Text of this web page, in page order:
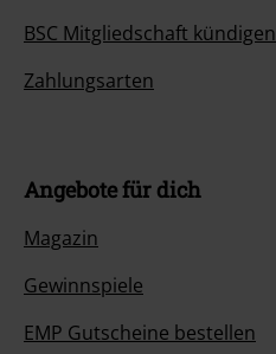
BSC Mitgliedschaft kündigen
Zahlungsarten
Angebote für dich
Magazin
Gewinnspiele
EMP Gutscheine bestellen